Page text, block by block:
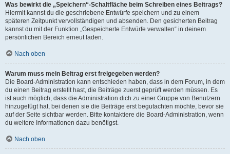
Was bewirkt die „Speichern“-Schaltfläche beim Schreiben eines Beitrags?
Hiermit kannst du die geschriebene Entwürfe speichern und zu einem
späteren Zeitpunkt vervollständigen und absenden. Den gesicherten Beitrag
kannst du mit der Funktion „Gespeicherte Entwürfe verwalten“ in deinem
persönlichen Bereich erneut laden.
Nach oben
Warum muss mein Beitrag erst freigegeben werden?
Die Board-Administration kann entschieden haben, dass in dem Forum, in dem
du einen Beitrag erstellt hast, die Beiträge zuerst geprüft werden müssen. Es
ist auch möglich, dass die Administration dich zu einer Gruppe von Benutzern
hinzugefügt hat, bei denen sie die Beiträge erst begutachten möchte, bevor sie
auf der Seite sichtbar werden. Bitte kontaktiere die Board-Administration, wenn
du weitere Informationen dazu benötigst.
Nach oben